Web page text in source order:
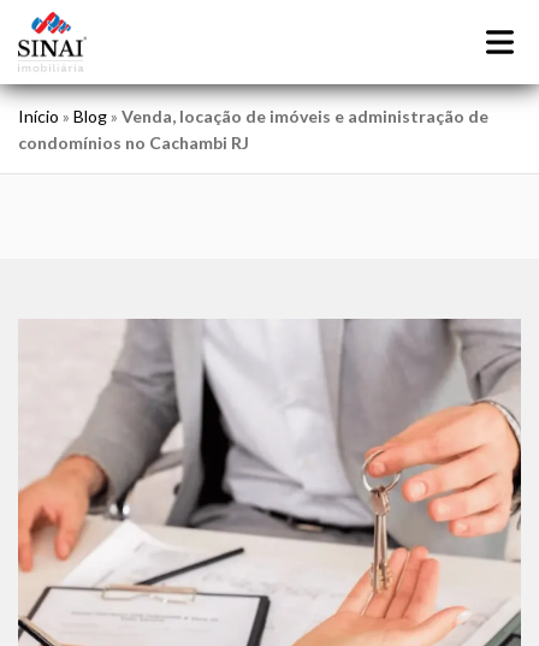
Início » Blog» Venda, locação de imóveis e administração de
condomínios no Cachambi RJ